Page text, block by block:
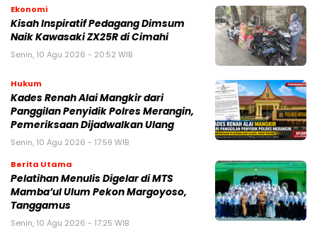
Ekonomi
Kisah Inspiratif Pedagang Dimsum
Naik Kawasaki ZX25R di Cimahi
Senin, 10 Agu 2026 - 20:52 WIB
Hukum
Kades Renah Alai Mangkir dari
Panggilan Penyidik Polres Merangin,
Pemeriksaan Dijadwalkan Ulang
Senin, 10 Agu 2026 - 17:59 WIB
Berita Utama
Pelatihan Menulis Digelar di MTS
Mamba’ul Ulum Pekon Margoyoso,
Tanggamus
Senin, 10 Agu 2026 - 17:25 WIB